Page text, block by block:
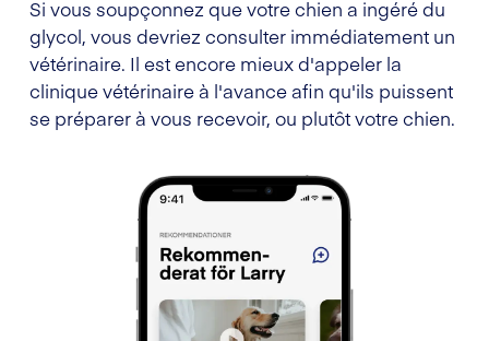
Si vous soupçonnez que votre chien a ingéré du
glycol, vous devriez consulter immédiatement un
vétérinaire. Il est encore mieux d'appeler la
clinique vétérinaire à l'avance afin qu'ils puissent
se préparer à vous recevoir, ou plutôt votre chien.